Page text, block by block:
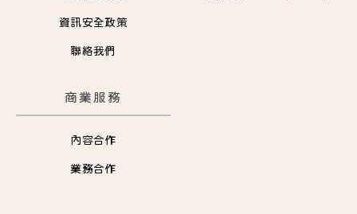
資訊安全政策
聯絡我們
商業服務
內容合作
業務合作